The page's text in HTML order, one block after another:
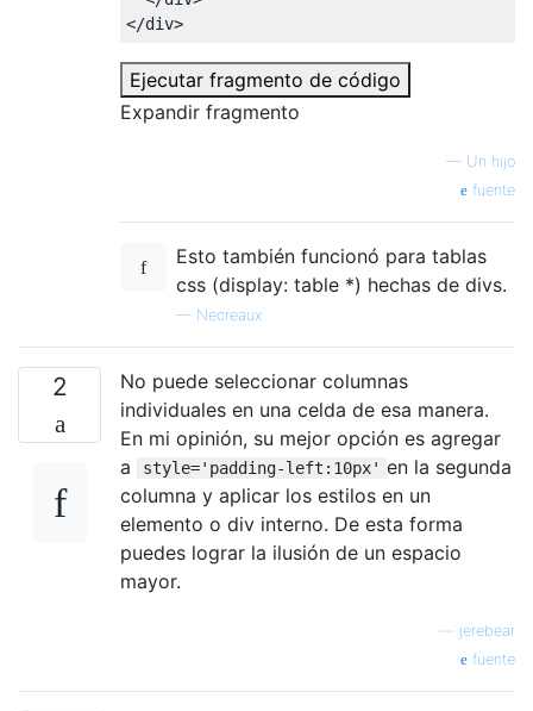
</div>
Ejecutar fragmento de código
Expandir fragmento
— Un hijo
fuente
Esto también funcionó para tablas
css (display: table *) hechas de divs.
— Necreaux
2
No puede seleccionar columnas
individuales en una celda de esa manera.
En mi opinión, su mejor opción es agregar
a
style='padding-left:10px' en la segunda
columna y aplicar los estilos en un
elemento o div interno. De esta forma
puedes lograr la ilusión de un espacio
mayor.
jerebear
fuente